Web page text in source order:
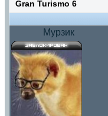
Gran Turismo 6
Мурзик